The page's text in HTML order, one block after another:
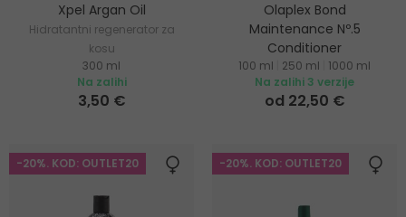
Xpel Argan Oil
Hidratantni regenerator za
kosu
300 ml
Na zalihi
3,50 €
Olaplex Bond
Maintenance Nº.5
Conditioner
Obnavljajući regenerator za
sve tipove kose
100 ml 250 ml
1000 ml
Na zalihi 3 verzije
od 22,50 €
-20%. KOD: OUTLET20 -20%. KOD: OUTLET20